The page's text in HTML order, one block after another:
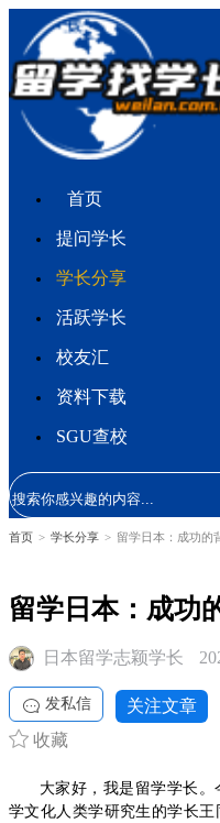
首页
提问学长
学长分享
活跃学长
校友汇
资料下载
SGU查校
首页 > 学长分享 > 留学日本：成功的
留学日本：成功
日本留学志颖学长
发私信 关注文章
收藏
大家好，我是留学学长
学文化人类学研究生的学长